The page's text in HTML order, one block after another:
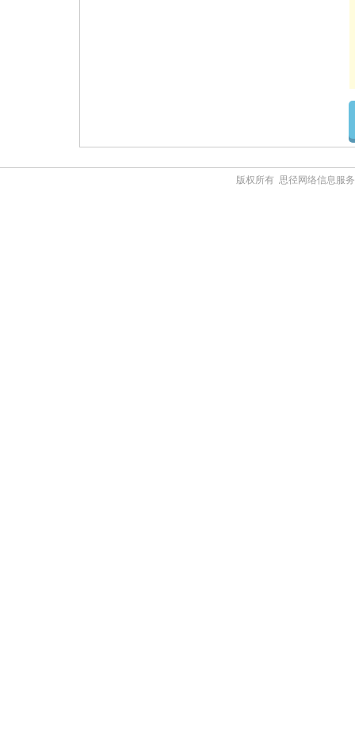
版权所有 思径网络信息服